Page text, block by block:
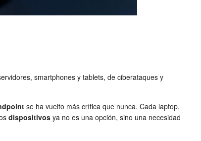
smartphones y tablets, de ciberataques y
se ha vuelto más crítica que nunca. Cada laptop,
dispositivos ya no es una opción, sino una necesidad